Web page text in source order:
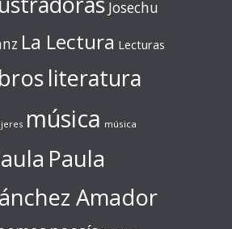
Josechu
La Lectura Lecturas
literatura
música música
Paula
Amador